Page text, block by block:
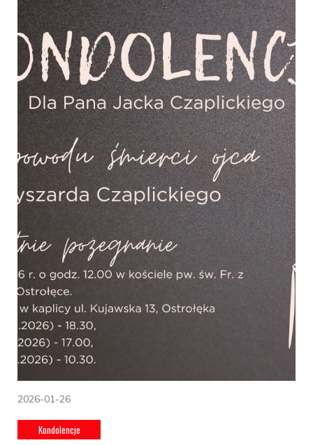
2026-01-26
Kondolencje